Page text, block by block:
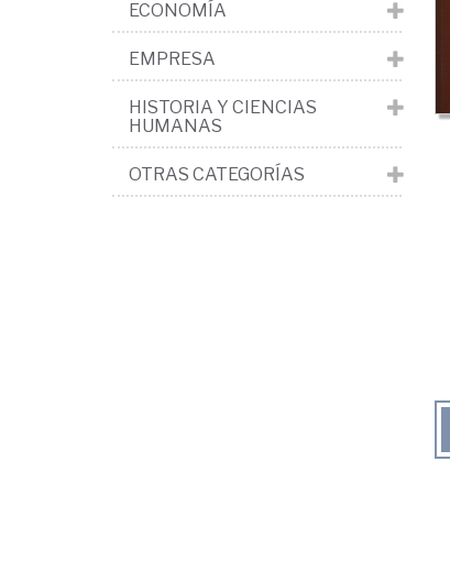
ECONOMÍA
EMPRESA
HISTORIA Y CIENCIAS
HUMANAS
OTRAS CATEGORÍAS